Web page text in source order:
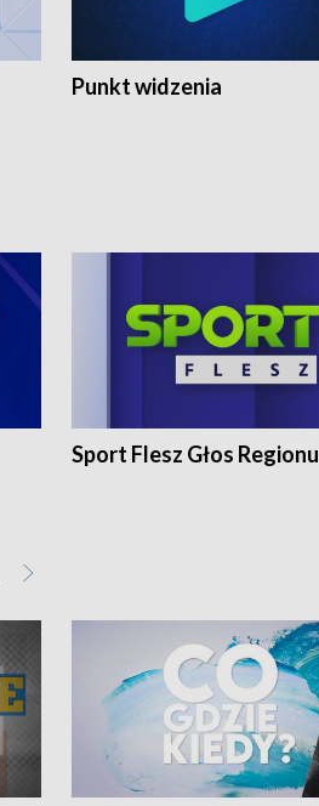
Punkt widzenia
Sport Flesz Głos Regionu